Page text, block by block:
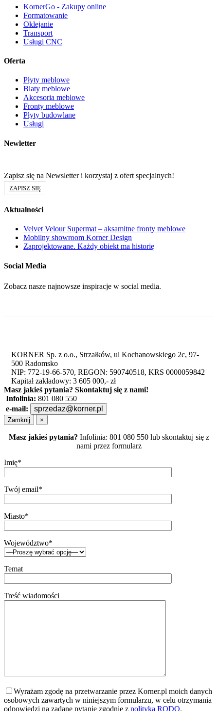
KornerGo - Zakupy online
Formatowanie
Oklejanie
Transport
Usługi CNC
Oferta
Płyty meblowe
Blaty meblowe
Akcesoria meblowe
Fronty meblowe
Płyty budowlane
Usługi
Newletter
Zapisz się na Newsletter i korzystaj z ofert specjalnych!
ZAPISZ SIĘ
Aktualności
Velvet Velour Supermat – aksamitne fronty meblowe
Mobilny showroom Korner Design
Zaprojektowane. Każdy obiekt ma historię
Social Media
Zobacz nasze najnowsze inspiracje w social media.
KORNER Sp. z o.o., Strzałków, ul Kochanowskiego 2c, 97-
500 Radomsko
NIP: 772-19-66-570, REGON: 590740518, KRS 0000059842
Kapitał zakładowy: 3 605 000,- zł
Masz jakieś pytania? Skontaktuj się z nami!
Infolinia: 801 080 550
e-mail:
sprzedaz@korner.pl
Zamknij ×
Masz jakieś pytania? Infolinia: 801 080 550 lub skontaktuj się z
nami przez formularz
Imię*
Twój email*
Miasto*
Województwo*
Temat
Treść wiadomości
Wyrażam zgodę na przetwarzanie przez Korner.pl moich danych
osobowych zawartych w niniejszym formularzu, w celu otrzymania
odpowiedzi na zadane pytanie zgodnie z polityką RODO.